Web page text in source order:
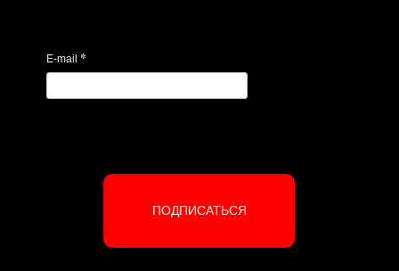
E-mail *
ПОДПИСАТЬСЯ